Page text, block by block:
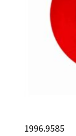
1996.9585